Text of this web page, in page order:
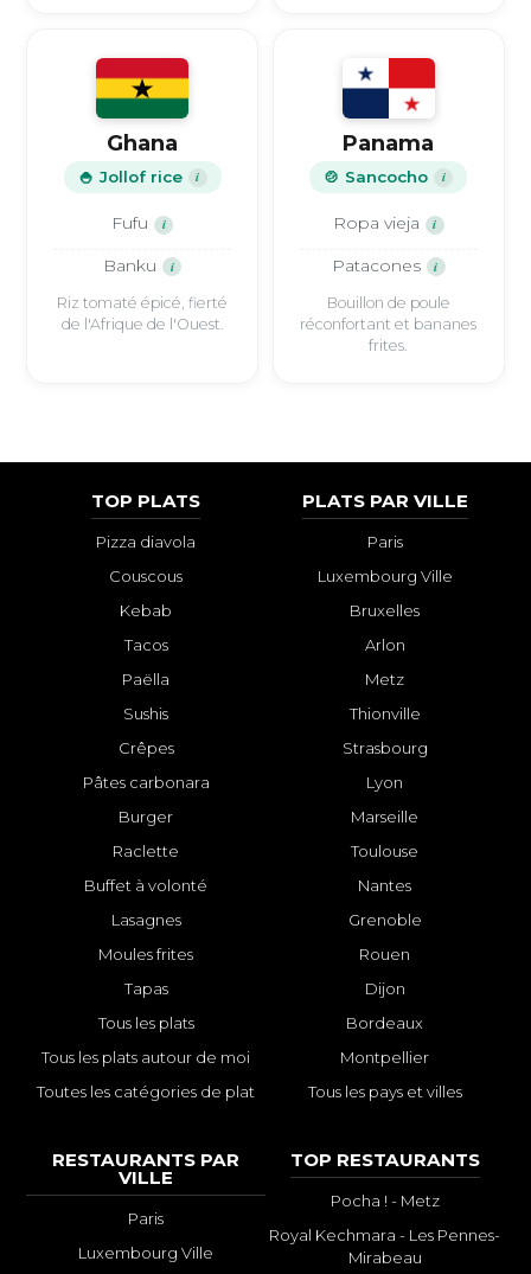
Ghana
🍚 Jollof rice i
Fufu i
Banku i
Riz tomaté épicé, fierté
de l'Afrique de l'Ouest.
Panama
🍲 Sancocho i
Ropa vieja i
Patacones i
Bouillon de poule
réconfortant et bananes
frites.
TOP PLATS
Pizza diavola
Couscous
Kebab
Tacos
Paëlla
Sushis
Crêpes
Pâtes carbonara
Burger
Raclette
Buffet à volonté
Lasagnes
Moules frites
Tapas
Tous les plats
Tous les plats autour de moi
Toutes les catégories de plat
PLATS PAR VILLE
Paris
Luxembourg Ville
Bruxelles
Arlon
Metz
Thionville
Strasbourg
Lyon
Marseille
Toulouse
Nantes
Grenoble
Rouen
Dijon
Bordeaux
Montpellier
Tous les pays et villes
RESTAURANTS PAR
VILLE
Paris
Luxembourg Ville
TOP RESTAURANTS
Pocha ! - Metz
Royal Kechmara - Les Pennes-
Mirabeau